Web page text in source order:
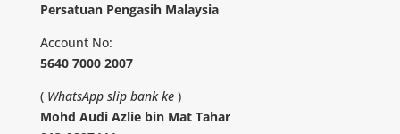
Persatuan Pengasih Malaysia
Account No:
5640 7000 2007
( WhatsApp slip bank ke )
Mohd Audi Azlie bin Mat Tahar